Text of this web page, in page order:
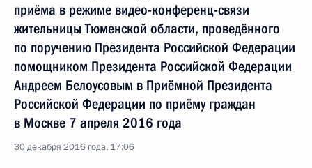
приёма в режиме видео-конференц-связи
жительницы Тюменской области, проведённого
по поручению Президента Российской Федерации
помощником Президента Российской Федерации
Андреем Белоусовым в Приёмной Президента
Российской Федерации по приёму граждан
в Москве 7 апреля 2016 года
30 декабря 2016 года, 17:06